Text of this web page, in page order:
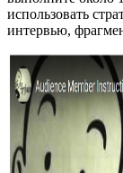
использовать
интервью,